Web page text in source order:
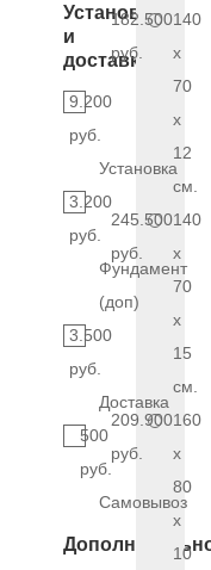
Установка
и
доставка
9.200
руб.
Установка
3.200
руб.
Фундамент
(доп)
3.500
руб.
Доставка
500
руб.
Самовывоз
182.500
руб.
140
x
70
x
12
см.
245.500
руб.
140
x
70
x
15
см.
209.900
руб.
160
x
80
x
10